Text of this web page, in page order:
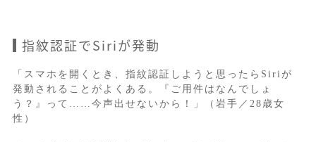
指紋認証でSiriが発動
「スマホを開くとき、指紋認証しようと思ったらSiriが
発動されることがよくある。『ご用件はなんでしょ
う？』って……今声出せないから！」（岩手／28歳女
性）